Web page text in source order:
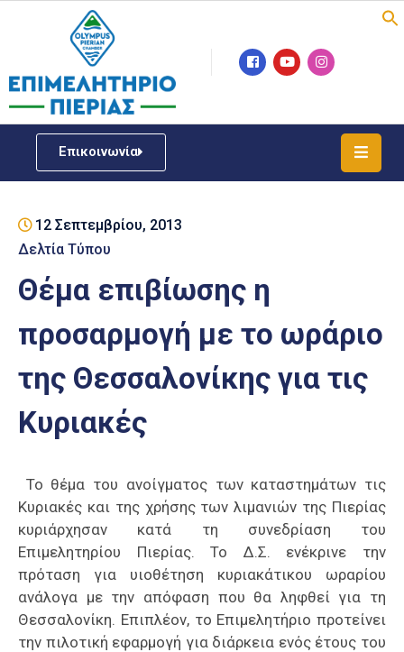
Επικοινωνία
Επιμελητήριο
Νέα
ΓΕΜΗ
Επιχειρηματική
Υποστήριξη
Έκθεση
Παραδοσιακών
Επαγγελμάτων
ΕΒΕΠ-
ΚΜ
Πιερία
12 Σεπτεμβρίου, 2013
Δελτία Τύπου
Θέμα επιβίωσης η
προσαρμογή με το ωράριο
της Θεσσαλονίκης για τις
Κυριακές
Το θέμα του ανοίγματος των καταστημάτων τις
Κυριακές και της χρήσης των λιμανιών της Πιερίας
κυριάρχησαν κατά τη συνεδρίαση του
Επιμελητηρίου Πιερίας. Το Δ.Σ. ενέκρινε την
πρόταση για υιοθέτηση κυριακάτικου ωραρίου
ανάλογα με την απόφαση που θα ληφθεί για τη
Θεσσαλονίκη. Επιπλέον, το Επιμελητήριο προτείνει
την πιλοτική εφαρμογή για διάρκεια ενός έτους του